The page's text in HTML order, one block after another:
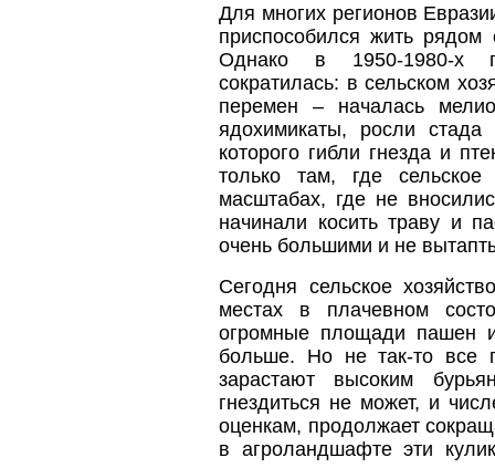
Для многих регионов
приспособился жить
Однако в 1950-1980-х
сократилась: в сельском
перемен – началась
ядохимикаты, росли
которого гибли гнезда и
только там, где
масштабах, где не
начинали косить траву и
очень большими и не
Сегодня сельское
местах в плачевном
огромные площади пашен
больше. Но не так-то все
зарастают высоким
гнездиться не может, и
оценкам, продолжает
в агроландшафте эти